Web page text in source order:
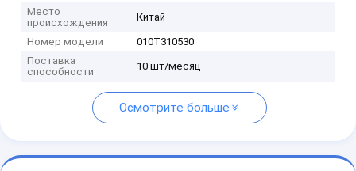
Место
происхождения
Китай
Номер модели
010T310530
Поставка
способности
10 шт/месяц
Осмотрите больше